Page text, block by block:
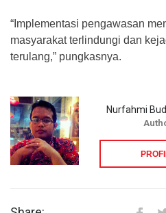
“Implementasi pengawasan
masyarakat terlindungi dan
terulang,” pungkasnya.
Nurfahmi